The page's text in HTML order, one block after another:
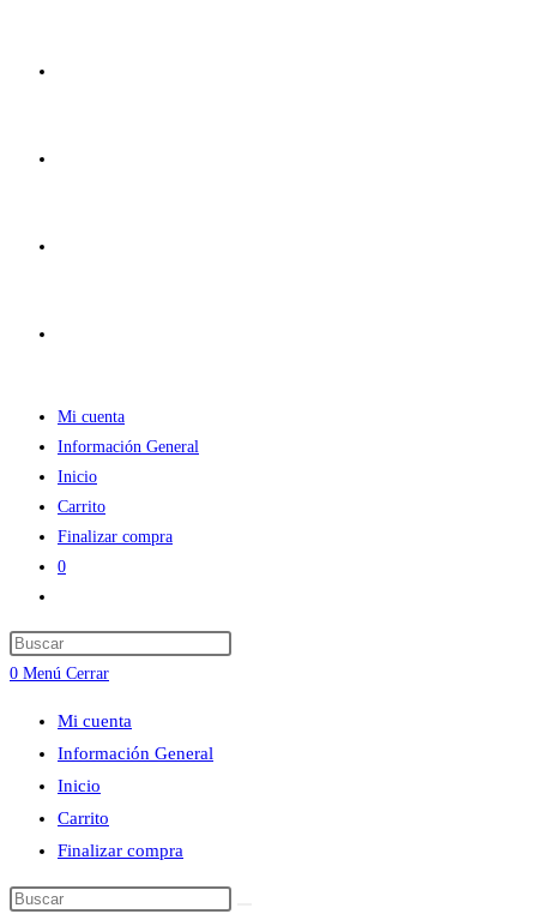
Mi cuenta
Información General
Inicio
Carrito
Finalizar compra
0
de
la
web
0 Menú Cerrar
Mi cuenta
Información General
Inicio
Carrito
Finalizar compra
Buscar